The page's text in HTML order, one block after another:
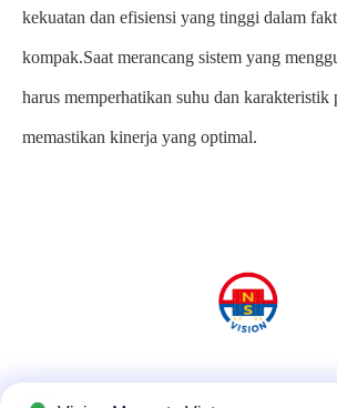
kekuatan dan efisiensi yang tinggi dalam
kompak.Saat merancang sistem yang
harus memperhatikan suhu dan karakteristik
memastikan kinerja yang optimal.